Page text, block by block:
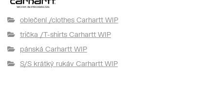
oblečení /clothes Carhartt WIP
trička /T-shirts Carhartt WIP
pánská Carhartt WIP
S/S krátký rukáv Carhartt WIP